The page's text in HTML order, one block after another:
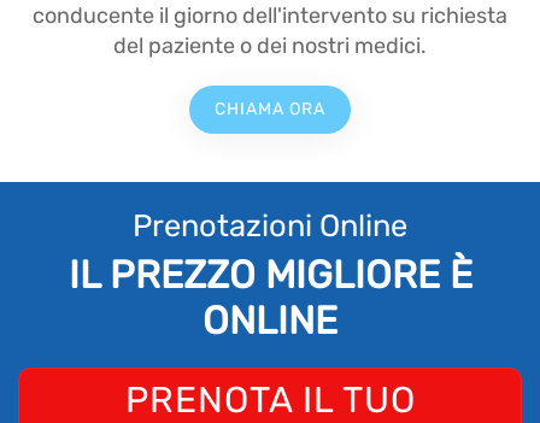
conducente il giorno dell'intervento su richiesta
del paziente o dei nostri medici.
CHIAMA ORA
Prenotazioni Online
IL PREZZO MIGLIORE È
ONLINE
PRENOTA IL TUO